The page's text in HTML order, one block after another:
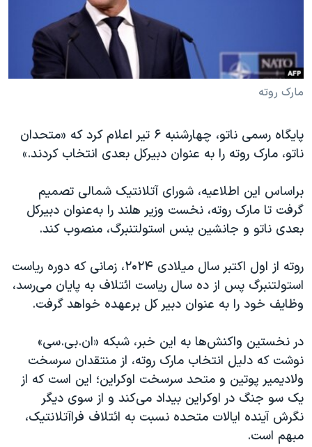
اقتصادی
علم و فناوری
گالری عکس
آرشیو پخش زنده
انتخابات ریاست جمهوری آمریکا ۲۰۲۴
حمله جمهوری اسلامی به اسرائیل
رمز مهسا
اعتراضات زن، زندگی، آزادی
مجموعه مستندهای دادخواهی
تریبونال مردمی آبان ۹۸
دادگاه حمید نوری
چهل سال گروگان‌گیری
قانون شفافیت دارائی کادر رهبری ایران
اعتراضات مردمی آبان ۹۸
اسرائیل در جنگ
نرگس محمدی برنده جایزه نوبل صلح
همایش محافظه‌کاران آمریکا «سی‌پک»
صفحه‌های ویژه
سفر پرزیدنت ترامپ به چین
مارک روته
پایگاه رسمی ناتو، چهارشنبه ۶ تیر اعلام کرد که «متحدان
ناتو، مارک روته را به عنوان دبیرکل بعدی انتخاب کردند.»
براساس این اطلاعیه، شورای آتلانتیک شمالی تصمیم
گرفت تا مارک روته، نخست وزیر هلند را به‌عنوان دبیرکل
بعدی ناتو و جانشین ینس استولتنبرگ، منصوب کند.
روته از اول اکتبر سال میلادی ۲۰۲۴، زمانی که دوره ریاست
استولتنبرگ پس از ده سال ریاست ائتلاف به پایان می‌رسد،
وظایف خود را به عنوان دبیر کل برعهده خواهد گرفت.
در نخستین واکنش‌ها به این خبر، شبکه «ان.بی.سی»
نوشت که دلیل انتخاب مارک روته، از منتقدان سرسخت
ولادیمیر پوتین و متحد سرسخت اوکراین؛ این است که از
یک سو جنگ در اوکراین بیداد می‌کند و از سوی دیگر
نگرش آینده ایالات متحده نسبت به ائتلاف فراآتلانتیک،
مبهم است.